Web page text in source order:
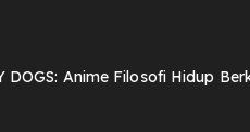
pemirsa untuk merenungkan
DOGS: Anime Filosofi Hidup